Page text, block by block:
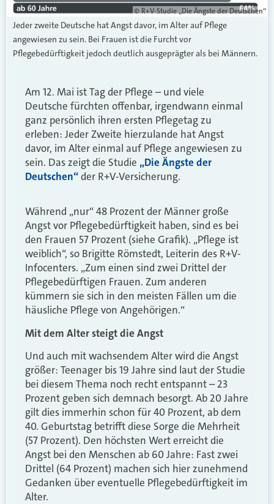
© R+V-Studie „Die Ängste der Deutschen“
Jeder zweite Deutsche hat Angst davor, im Alter auf Pflege
angewiesen zu sein. Bei Frauen ist die Furcht vor
Pflegebedürftigkeit jedoch deutlich ausgeprägter als bei Männern.
Am 12. Mai ist Tag der Pflege – und viele
Deutsche fürchten offenbar, irgendwann einmal
ganz persönlich ihren ersten Pflegetag zu
erleben: Jeder Zweite hierzulande hat Angst
davor, im Alter einmal auf Pflege angewiesen zu
sein. Das zeigt die Studie „Die Ängste der
Deutschen“der R+V-Versicherung.
Während „nur“ 48 Prozent der Männer große
Angst vor Pflegebedürftigkeit haben, sind es bei
den Frauen 57 Prozent (siehe Grafik). „Pflege ist
weiblich“, so Brigitte Römstedt, Leiterin des R+V-
Infocenters. „Zum einen sind zwei Drittel der
Pflegebedürftigen Frauen. Zum anderen
kümmern sie sich in den meisten Fällen um die
häusliche Pflege von Angehörigen.“
Mit dem Alter steigt die Angst
Und auch mit wachsendem Alter wird die Angst
größer: Teenager bis 19 Jahre sind laut der Studie
bei diesem Thema noch recht entspannt – 23
Prozent geben sich demnach besorgt. Ab 20 Jahre
gilt dies immerhin schon für 40 Prozent, ab dem
40. Geburtstag betrifft diese Sorge die Mehrheit
(57 Prozent). Den höchsten Wert erreicht die
Angst bei den Menschen ab 60 Jahre: Fast zwei
Drittel (64 Prozent) machen sich hier zunehmend
Gedanken über eventuelle Pflegebedürftigkeit im
Alter.